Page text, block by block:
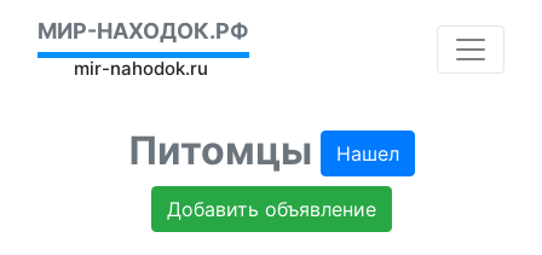
МИР-НАХОДОК.РФ
mir-nahodok.ru
Питомцы Нашел
Добавить объявление